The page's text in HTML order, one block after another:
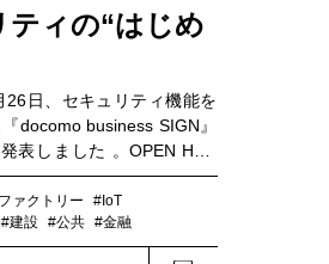
かつてはFacebook
クターなどを歴任、日本の
グローバルビジネスリー
、NTTドコモビジネスでジ
担当部長を務める北川公
ルと展望を語り合いまし
ィの“はじめ
日、セキュリティ機能を
docomo business SIGN』
表しました 。OPEN HUB
会では、NTTドコモビジネ
5G&IoTサービス部 部長の
かなIoTを、もっと手軽
業のIoT導入におけるセキ
ァクトリー
#IoT
#建設 #公共 #金融